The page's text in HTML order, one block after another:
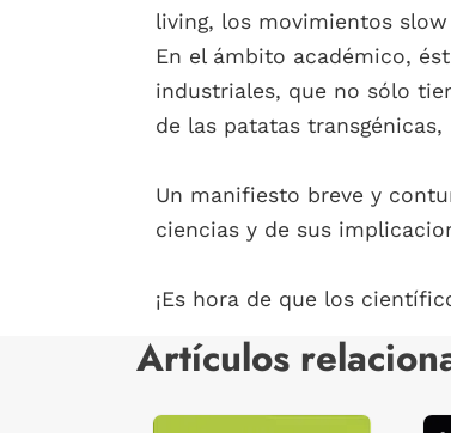
living, los movimientos
En el ámbito académico,
industriales, que no sólo
de las patatas
Un manifiesto breve y
ciencias y de sus
¡Es hora de que los
Artículos